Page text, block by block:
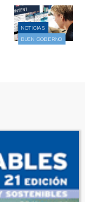
NOTICIAS
BUEN GOBIERNO